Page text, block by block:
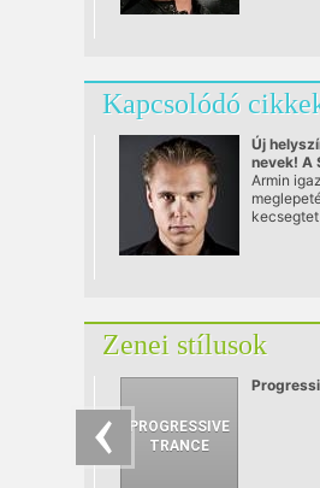
Kapcsolódó
Új
nevek! A
Trance-
Armin
való
döntött,
extra
nevekkel
line-upot,
Zenei stílusok